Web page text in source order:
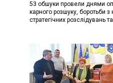
53 обшуки провели днями
карного розшуку, боротьби з
стратегічних розслідувань та